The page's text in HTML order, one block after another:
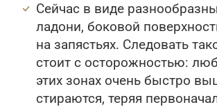
Сейчас в виде
ладони, боковой
на запястьях. Следовать
стоит с осторожностью:
этих зонах очень быстро
стираются, теряя